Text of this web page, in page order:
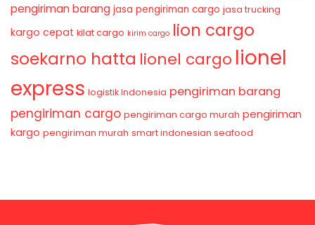
pengiriman barang jasa pengiriman cargo jasa trucking
kargo cepat kilat cargo kirim cargo lion cargo
soekarno hatta lionel cargo lionel
express logistik Indonesia pengiriman barang
pengiriman cargo pengiriman cargo murah pengiriman
kargo pengiriman murah smart indonesian seafood